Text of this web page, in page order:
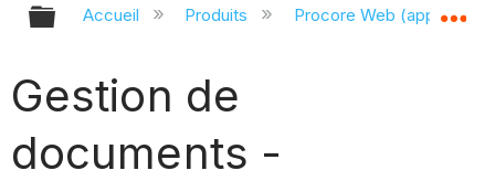
Développer/réduire la hiérarchie
Accueil Produits Procore Web
Gestion de
documents -